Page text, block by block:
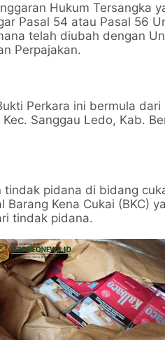
Hukum Tersangka
Pasal 54 atau Pasal 56
telah diubah dengan
Perpajakan.
Perkara ini bermula
Sanggau Ledo, Kab.
pidana di bidang
Kena Cukai (BKC)
tindak pidana.